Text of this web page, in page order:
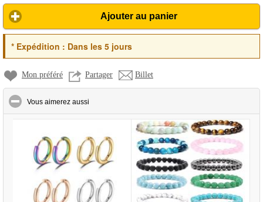
Ajouter au panier
*Expédition : Dans les 5 jours
Mon préféré Partager Billet
Vous aimerez aussi